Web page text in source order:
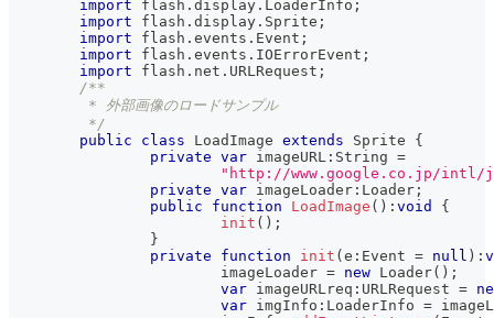
import flash . display . LoaderInfo ;
import flash . display . Sprite ;
import flash . events . Event ;
import flash . events . IOErrorEvent ;
import flash . net . URLRequest ;
/**
	 * 外部画像のロードサンプル
	 */
public
class LoadImage extends Sprite
{
private var imageURL : String =
"http://www.google.co.jp/intl/
private var imageLoader : Loader ;
public
function LoadImage ( ) : void
{
init ( ) ;
}
private
function init ( e : Event = null ) :
			imageLoader
= new Loader( ) ;
var imageURLreq : URLRequest =
var imgInfo : LoaderInfo =